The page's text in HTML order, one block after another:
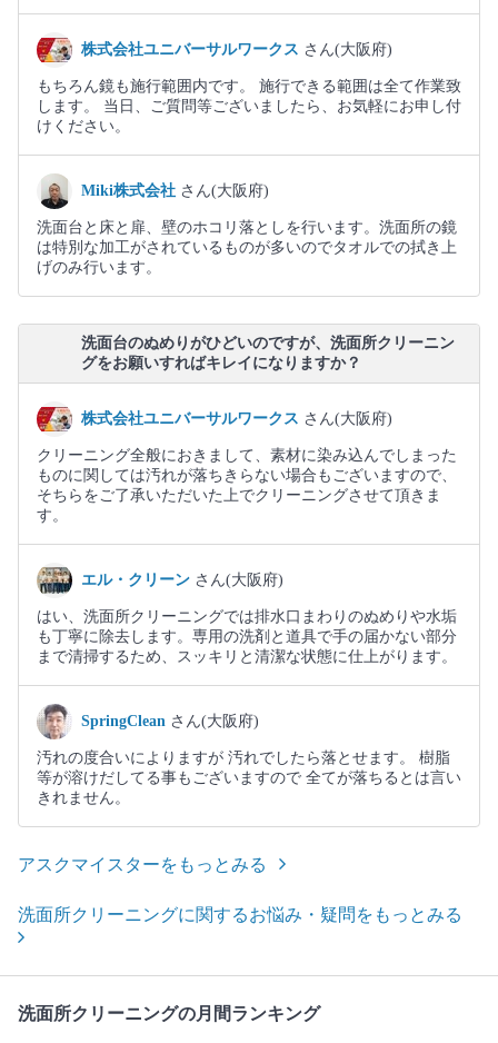
株式会社ユニバーサルワークス さん(大阪府)
もちろん鏡も施行範囲内です。 施行できる範囲は全て作業致
します。 当日、ご質問等ございましたら、お気軽にお申し付
けください。
Miki株式会社 さん(大阪府)
洗面台と床と扉、壁のホコリ落としを行います。洗面所の鏡
は特別な加工がされているものが多いのでタオルでの拭き上
げのみ行います。
洗面台のぬめりがひどいのですが、洗面所クリーニン
グをお願いすればキレイになりますか？
株式会社ユニバーサルワークス さん(大阪府)
クリーニング全般におきまして、素材に染み込んでしまった
ものに関しては汚れが落ちきらない場合もございますので、
そちらをご了承いただいた上でクリーニングさせて頂きま
す。
エル・クリーン さん(大阪府)
はい、洗面所クリーニングでは排水口まわりのぬめりや水垢
も丁寧に除去します。専用の洗剤と道具で手の届かない部分
まで清掃するため、スッキリと清潔な状態に仕上がります。
SpringClean さん(大阪府)
汚れの度合いによりますが 汚れでしたら落とせます。 樹脂
等が溶けだしてる事もございますので 全てが落ちるとは言い
きれません。
アスクマイスターをもっとみる
洗面所クリーニングに関するお悩み・疑問をもっとみる
洗面所クリーニングの月間ランキング